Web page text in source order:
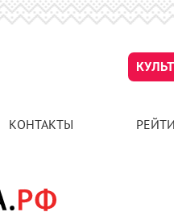
КОНТАКТЫ